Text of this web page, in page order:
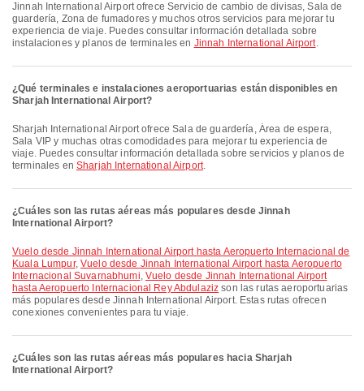
Jinnah International Airport ofrece Servicio de cambio de divisas, Sala de
guardería, Zona de fumadores y muchos otros servicios para mejorar tu
experiencia de viaje. Puedes consultar información detallada sobre
instalaciones y planos de terminales en Jinnah International Airport.
¿Qué terminales e instalaciones aeroportuarias están disponibles en
Sharjah International Airport?
Sharjah International Airport ofrece Sala de guardería, Área de espera,
Sala VIP y muchas otras comodidades para mejorar tu experiencia de
viaje. Puedes consultar información detallada sobre servicios y planos de
terminales en Sharjah International Airport.
¿Cuáles son las rutas aéreas más populares desde Jinnah
International Airport?
Vuelo desde Jinnah International Airport hasta Aeropuerto Internacional de
Kuala Lumpur, Vuelo desde Jinnah International Airport hasta Aeropuerto
Internacional Suvarnabhumi, Vuelo desde Jinnah International Airport
hasta Aeropuerto Internacional Rey Abdulaziz son las rutas aeroportuarias
más populares desde Jinnah International Airport. Estas rutas ofrecen
conexiones convenientes para tu viaje.
¿Cuáles son las rutas aéreas más populares hacia Sharjah
International Airport?